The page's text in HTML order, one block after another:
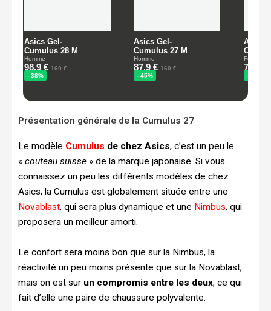
Présentation générale de la Cumulus 27
Le modèle Cumulus de chez Asics, c’est un peu le
« couteau suisse » de la marque japonaise. Si vous
connaissez un peu les différents modèles de chez
Asics, la Cumulus est globalement située entre une
Novablast, qui sera plus dynamique et une Nimbus, qui
proposera un meilleur amorti.
Le confort sera moins bon que sur la Nimbus, la
réactivité un peu moins présente que sur la Novablast,
mais on est sur un compromis entre les deux, ce qui
fait d’elle une paire de chaussure polyvalente.